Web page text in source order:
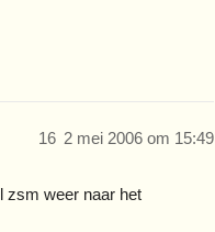
2 mei 2006 om 15:49
16
zsm weer naar het